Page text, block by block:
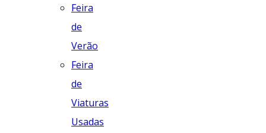
Feira
de
Verão
Feira
de
Viaturas
Usadas